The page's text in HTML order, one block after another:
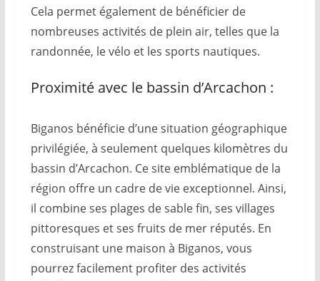
Cela permet également de bénéficier de
nombreuses activités de plein air, telles que la
randonnée, le vélo et les sports nautiques.
Proximité avec le bassin d’Arcachon :
Biganos bénéficie d’une situation géographique
privilégiée, à seulement quelques kilomètres du
bassin d’Arcachon. Ce site emblématique de la
région offre un cadre de vie exceptionnel. Ainsi,
il combine ses plages de sable fin, ses villages
pittoresques et ses fruits de mer réputés. En
construisant une maison à Biganos, vous
pourrez facilement profiter des activités